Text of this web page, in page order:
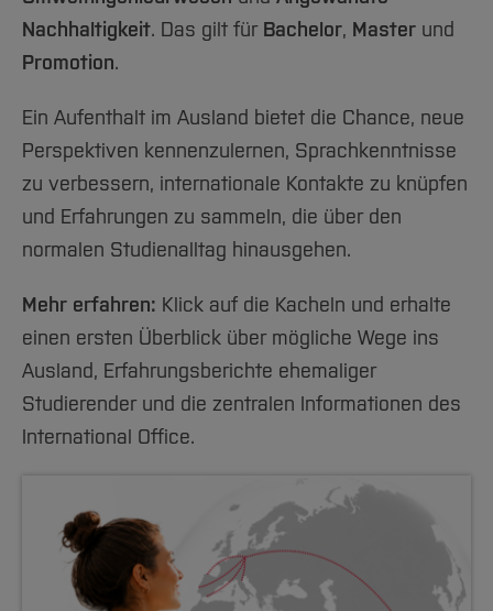
Arbeiten im FB G
Forschung und Projekte
International
Service
Studiengänge
Studieninteressierte
Aktuelles
Studium
Forschung und Entwicklung
Team
Service
Amtliche Bekanntmachungen
Notfall-Infos
Familiengerechte Hochschule
Gleichstellung
Vertretungen
Wahlen
Hochschulbibliothek
Hochschulkommunikation
Medienzentrum
qed-Stiftung
Zentrale Studienberatung
Nachhaltigkeit. Das gilt für Bachelor, Master und
Promotion.
Ein Aufenthalt im Ausland bietet die Chance, neue
Perspektiven kennenzulernen, Sprachkenntnisse
zu verbessern, internationale Kontakte zu knüpfen
und Erfahrungen zu sammeln, die über den
normalen Studienalltag hinausgehen.
Mehr erfahren: Klick auf die Kacheln und erhalte
einen ersten Überblick über mögliche Wege ins
Ausland, Erfahrungsberichte ehemaliger
Studierender und die zentralen Informationen des
International Office.